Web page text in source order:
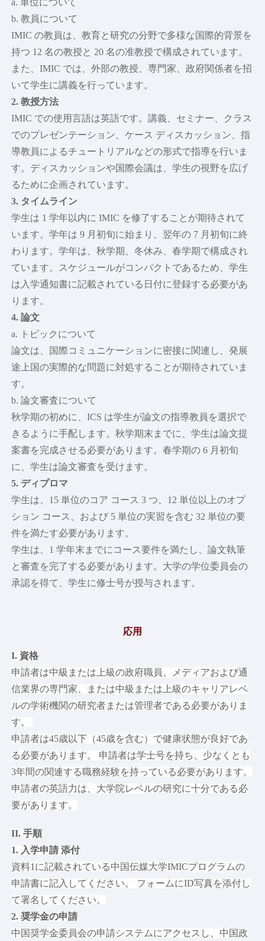
a. 単位について
b. 教員について
IMIC の教員は、教育と研究の分野で多様な国際的背景を
持つ 12 名の教授と 20 名の准教授で構成されています。
また、IMIC では、外部の教授、専門家、政府関係者を招
いて学生に講義を行っています。
2. 教授方法
IMIC での使用言語は英語です。講義、セミナー、クラス
でのプレゼンテーション、ケース ディスカッション、指
導教員によるチュートリアルなどの形式で指導を行いま
す。ディスカッションや国際会議は、学生の視野を広げ
るために企画されています。
3. タイムライン
学生は 1 学年以内に IMIC を修了することが期待されて
います。学年は 9 月初旬に始まり、翌年の 7 月初旬に終
わります。学年は、秋学期、冬休み、春学期で構成され
ています。スケジュールがコンパクトであるため、学生
は入学通知書に記載されている日付に登録する必要があ
ります。
4. 論文
a. トピックについて
論文は、国際コミュニケーションに密接に関連し、発展
途上国の実際的な問題に対処することが期待されていま
す。
b. 論文審査について
秋学期の初めに、ICS は学生が論文の指導教員を選択で
きるように手配します。秋学期末までに、学生は論文提
案書を完成させる必要があります。春学期の 6 月初旬
に、学生は論文審査を受けます。
5. ディプロマ
学生は、15 単位のコア コース 3 つ、12 単位以上のオプ
ション コース、および 5 単位の実習を含む 32 単位の要
件を満たす必要があります。
学生は、1 学年末までにコース要件を満たし、論文執筆
と審査を完了する必要があります。大学の学位委員会の
承認を得て、学生に修士号が授与されます。
応用
I. 資格
申請者は中級または上級の政府職員、メディアおよび通
信業界の専門家、または中級または上級のキャリアレベ
ルの学術機関の研究者または管理者である必要がありま
す。
申請者は45歳以下（45歳を含む）で健康状態が良好であ
る必要があります。 申請者は学士号を持ち、少なくとも
3年間の関連する職務経験を持っている必要があります。
申請者の英語力は、大学院レベルの研究に十分である必
要があります。
II. 手順
1. 入学申請 添付
資料1に記載されている中国伝媒大学IMICプログラムの
申請書に記入してください。 フォームにID写真を添付し
て署名してください。
2. 奨学金の申請
中国奨学金委員会の申請システムにアクセスし、中国政